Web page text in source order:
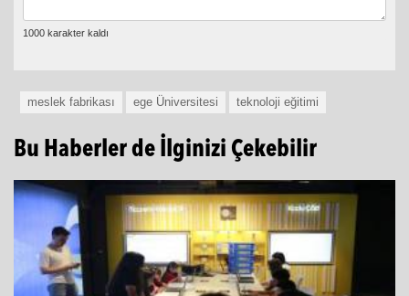
meslek fabrikası ege Üniversitesi teknoloji eğitimi
Bu Haberler de İlginizi Çekebilir